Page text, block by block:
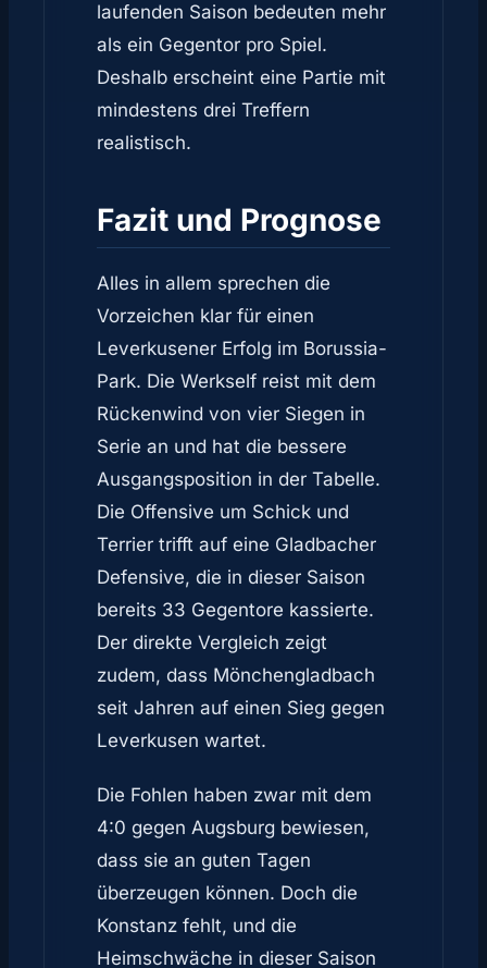
laufenden Saison bedeuten mehr
als ein Gegentor pro Spiel.
Deshalb erscheint eine Partie mit
mindestens drei Treffern
realistisch.
Fazit und Prognose
Alles in allem sprechen die
Vorzeichen klar für einen
Leverkusener Erfolg im Borussia-
Park. Die Werkself reist mit dem
Rückenwind von vier Siegen in
Serie an und hat die bessere
Ausgangsposition in der Tabelle.
Die Offensive um Schick und
Terrier trifft auf eine Gladbacher
Defensive, die in dieser Saison
bereits 33 Gegentore kassierte.
Der direkte Vergleich zeigt
zudem, dass Mönchengladbach
seit Jahren auf einen Sieg gegen
Leverkusen wartet.
Die Fohlen haben zwar mit dem
4:0 gegen Augsburg bewiesen,
dass sie an guten Tagen
überzeugen können. Doch die
Konstanz fehlt, und die
Heimschwäche in dieser Saison